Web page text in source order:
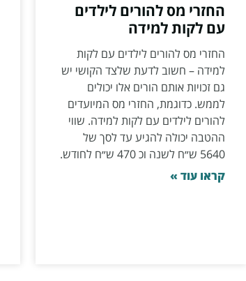
החזרי מס להורים לילדים
עם לקות למידה
החזרי מס להורים לילדים עם לקות
למידה – חשוב לדעת שלצד הקושי יש
גם זכויות אותם הורים אלו יכולים
לממש. כדוגמת, החזרי מס המיועדים
להורים לילדים עם לקות למידה. שווי
ההטבה יכולה להגיע עד לסך של
5640 ש״ח לשנה וכ 470 ש״ח לחודש.
קראו עוד »